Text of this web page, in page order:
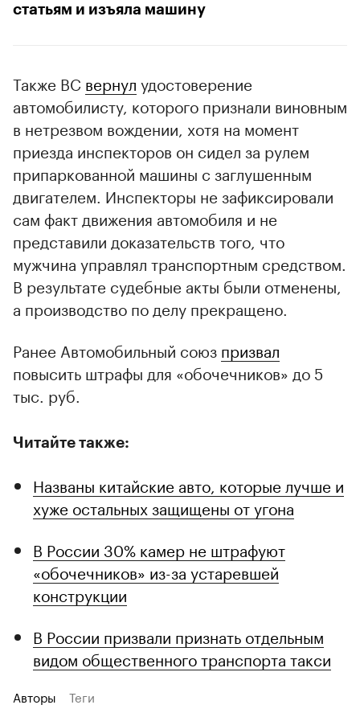
статьям и изъяла машину
Также ВС вернул удостоверение
автомобилисту, которого признали виновным
в нетрезвом вождении, хотя на момент
приезда инспекторов он сидел за рулем
припаркованной машины с заглушенным
двигателем. Инспекторы не зафиксировали
сам факт движения автомобиля и не
представили доказательств того, что
мужчина управлял транспортным средством.
В результате судебные акты были отменены,
а производство по делу прекращено.
Ранее Автомобильный союз призвал
повысить штрафы для «обочечников» до 5
тыс. руб.
Читайте также:
Названы китайские авто, которые лучше и
хуже остальных защищены от угона
В России 30% камер не штрафуют
«обочечников» из-за устаревшей
конструкции
В России призвали признать отдельным
видом общественного транспорта такси
Авторы Теги